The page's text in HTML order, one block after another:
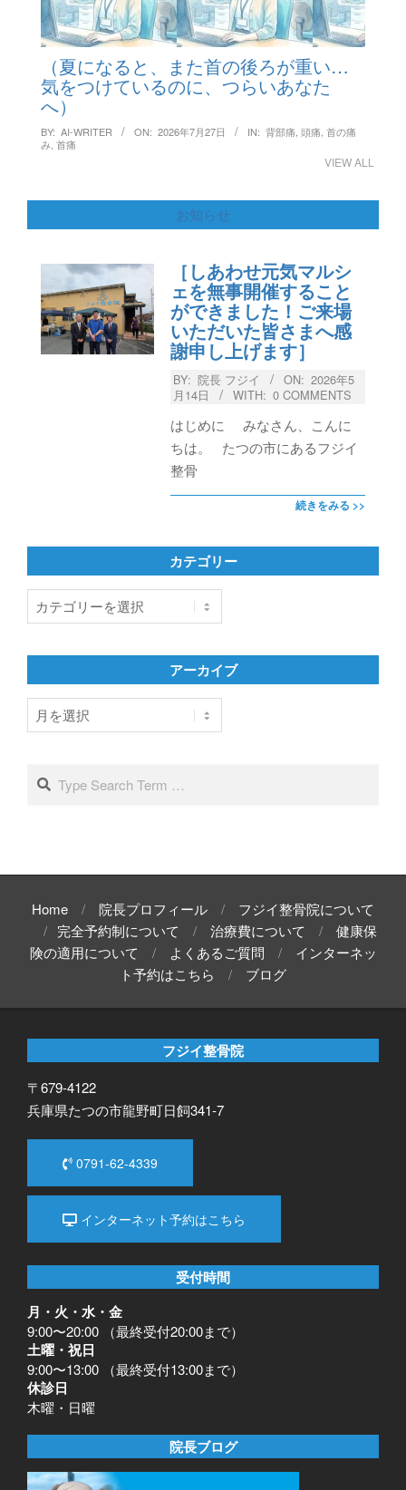
（夏になると、また首の後ろが重い…
気をつけているのに、つらいあなた
へ）
BY: AI-WRITER ON: 2026年7月27日 IN: 背部痛 頭痛 首の痛
み 首痛
VIEW ALL
お知らせ
［しあわせ元気マルシ
ェを無事開催すること
ができました！ご来場
いただいた皆さまへ感
謝申し上げます］
BY: 院長 フジイ ON: 2026年5
月14日
WITH: 0 COMMENTS
はじめに みなさん、こんに
ちは。 たつの市にあるフジイ
整骨
続きをみる >>
カテゴリー
テ
リ
アーカイブ
ア
ー
ブSearch
Home 院長プロフィール
フジイ整骨院について
完全予約制について
治療費について
健康保
険の適用について
よくあるご質問
インターネッ
ト予約はこちら
ブログ
フジイ整骨院
〒679-4122
兵庫県たつの市龍野町日飼341-7
0791-62-4339
インターネット予約はこちら
受付時間
月・火・水・金
9:00〜20:00 （最終受付20:00まで）
土曜・祝日
9:00〜13:00 （最終受付13:00まで）
休診日
木曜・日曜
院長ブログ